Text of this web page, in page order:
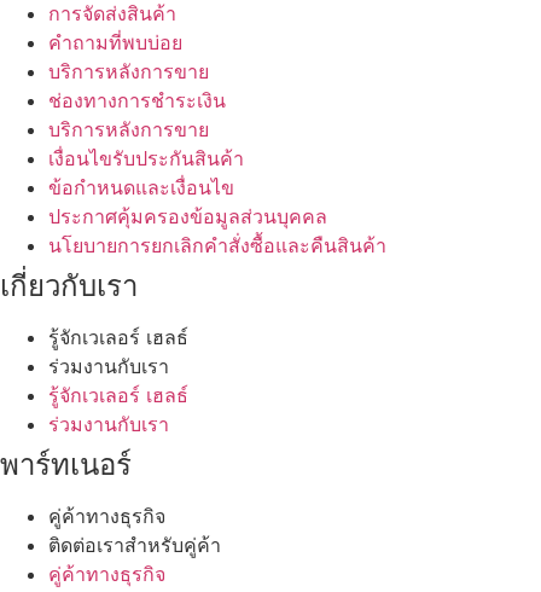
การจัดส่งสินค้า
คำถามที่พบบ่อย
บริการหลังการขาย
ช่องทางการชำระเงิน
บริการหลังการขาย
เงื่อนไขรับประกันสินค้า
ข้อกำหนดและเงื่อนไข
ประกาศคุ้มครองข้อมูลส่วนบุคคล
นโยบายการยกเลิกคำสั่งซื้อและคืนสินค้า
เกี่ยวกับเรา
รู้จักเวเลอร์ เฮลธ์
ร่วมงานกับเรา
รู้จักเวเลอร์ เฮลธ์
ร่วมงานกับเรา
พาร์ทเนอร์
คู่ค้าทางธุรกิจ
ติดต่อเราสำหรับคู่ค้า
คู่ค้าทางธุรกิจ